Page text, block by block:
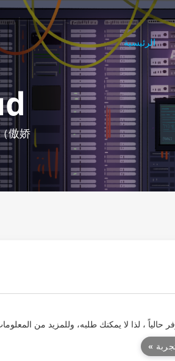
الرئيسية
傲娇
حالياً ، لذا لا يمكنك طلبه، وللمزيد من